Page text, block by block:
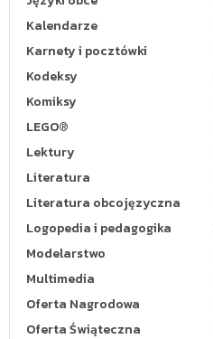
Kalendarze
Karnety i pocztówki
Kodeksy
Komiksy
LEGO®
Lektury
Literatura
Literatura obcojęzyczna
Logopedia i pedagogika
Modelarstwo
Multimedia
Oferta Nagrodowa
Oferta Świąteczna